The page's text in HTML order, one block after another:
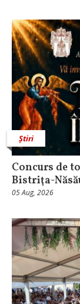
Știri
​Concurs de
Bistriţa-
05 Aug, 2026